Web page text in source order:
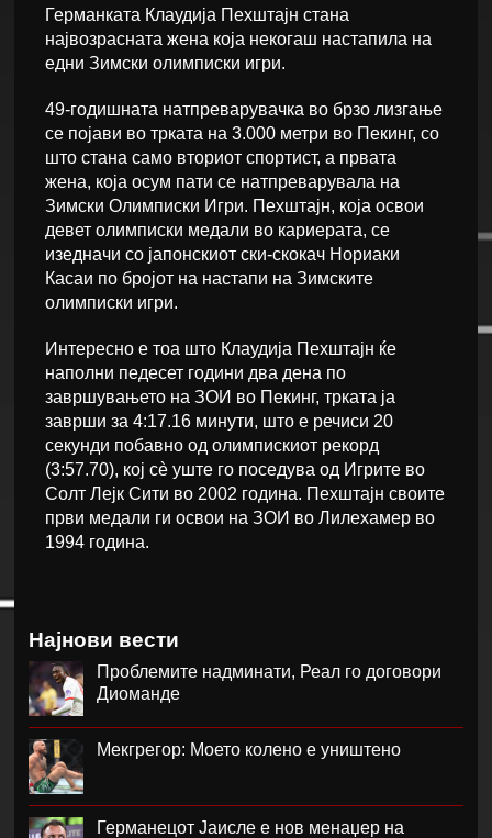
Германката Клаудија Пехштајн стана
највозрасната жена која некогаш настапила на
едни Зимски олимписки игри.
49-годишната натпреварувачка во брзо лизгање
се појави во трката на 3.000 метри во Пекинг, со
што стана само вториот спортист, а првата
жена, која осум пати се натпреварувала на
Зимски Олимписки Игри. Пехштајн, која освои
девет олимписки медали во кариерата, се
изедначи со јапонскиот ски-скокач Нориаки
Касаи по бројот на настапи на Зимските
олимписки игри.
Интересно е тоа што Клаудија Пехштајн ќе
наполни педесет години два дена по
завршувањето на ЗОИ во Пекинг, трката ја
заврши за 4:17.16 минути, што е речиси 20
секунди побавно од олимпискиот рекорд
(3:57.70), кој сè уште го поседува од Игрите во
Солт Лејк Сити во 2002 година. Пехштајн своите
први медали ги освои на ЗОИ во Лилехамер во
1994 година.
Најнови вести
Проблемите надминати, Реал го договори
Диоманде
Мекгрегор: Моето колено е уништено
Германецот Јаисле е нов менаџер на